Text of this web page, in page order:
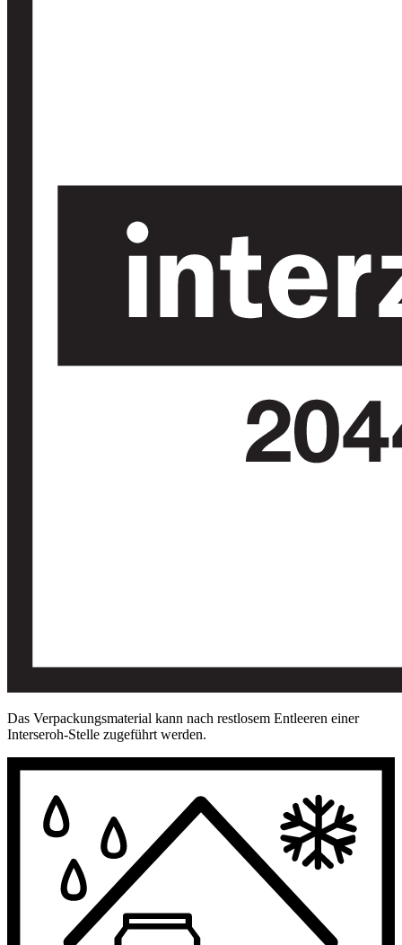
Das Verpackungsmaterial kann nach restlosem Entleeren einer
Interseroh-Stelle zugeführt werden.